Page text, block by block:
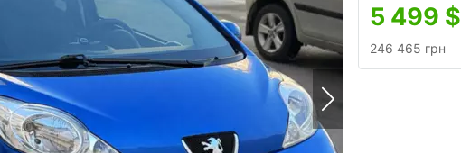
5 499 $
246 465 грн